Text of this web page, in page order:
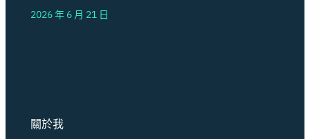
2026 年 6 月 21 日
關於我